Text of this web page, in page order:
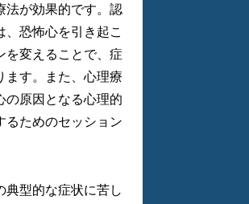
法が効果的です。認
、恐怖心を引き起こ
を変えることで、症
ます。また、心理療
の原因となる心理的
るためのセッション
典型的な症状に苦し